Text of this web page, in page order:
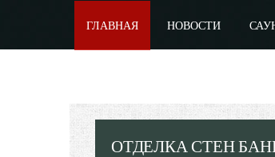
ГЛАВНАЯ НОВОСТИ
ОТДЕЛКА СТЕН